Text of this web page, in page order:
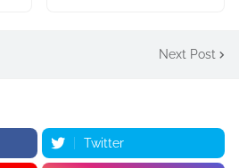
Next Post
Twitter